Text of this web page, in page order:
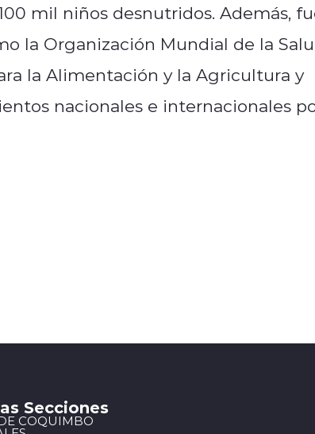
mil niños desnutridos. Además,
la Organización Mundial de la
la Alimentación y la Agricultura y
nacionales e internacionales
Secciones
COQUIMBO